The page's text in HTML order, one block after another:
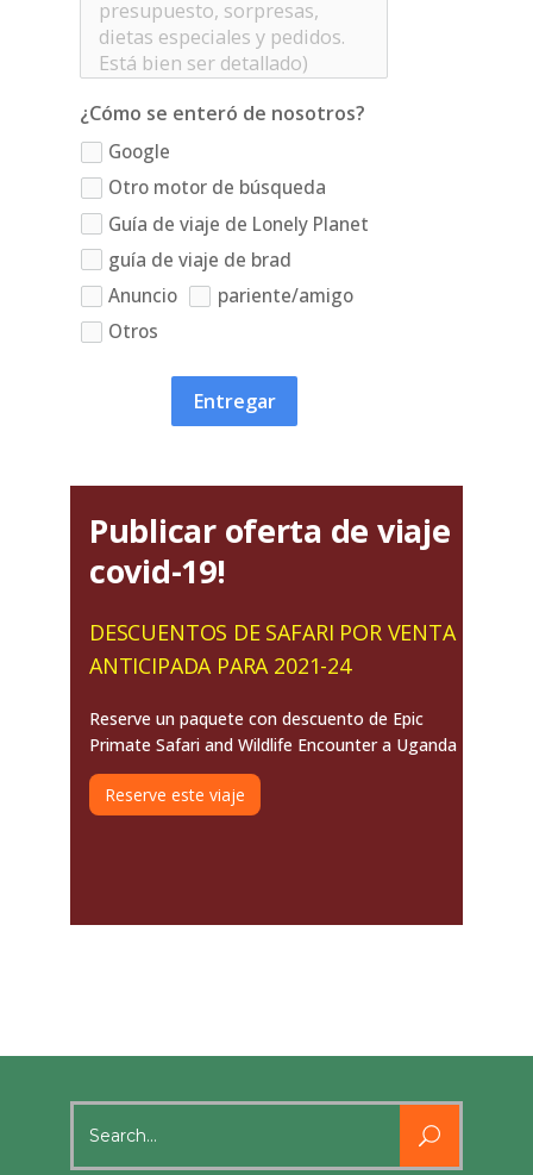
¿Cómo se enteró de nosotros?
Google
Otro motor de búsqueda
Guía de viaje de Lonely Planet
guía de viaje de brad
Anuncio
pariente/amigo
Otros
Entregar
Publicar oferta de viaje
covid-19!
DESCUENTOS DE SAFARI POR VENTA
ANTICIPADA PARA 2021-24
Reserve un paquete con descuento de Epic
Primate Safari and Wildlife Encounter a Uganda
Reserve este viaje
for: